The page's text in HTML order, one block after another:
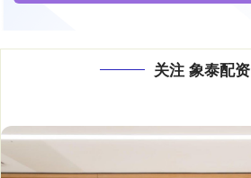
关注 象泰配资